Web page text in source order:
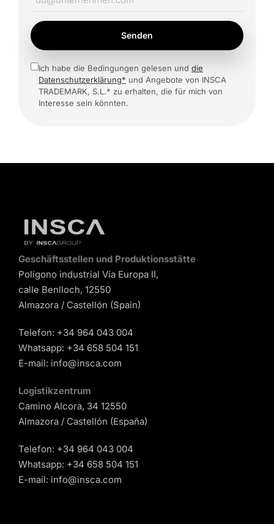
Senden
Ich habe die Bedingungen gelesen und die
Datenschutzerklärung* und Angebote von INSCA
TRADEMARK, S.L.* zu erhalten, die für mich von
Interesse sein könnten.
Geschäftsstellen und Produktionsstätte
Polígono industrial Vía Europa II,
calle Benlloch, 12550
Almazora / Castellón (Spain)
Telefon: +34 964 043 004
Whatsapp: +34 658 504 151
E-mail: info@insca.com
Logistikzentrum
Camino Alcora, 34 12550
Almazora / Castellón (España)
Telefon: +34 964 043 004
Whatsapp: +34 658 504 151
E-mail: info@insca.com